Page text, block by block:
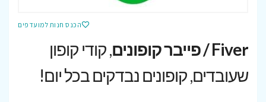
הכנס חנות למועדפים
Fiver / פייבר קופונים
, קודי קופון
שעובדים, קופונים נבדקים בכל יום!